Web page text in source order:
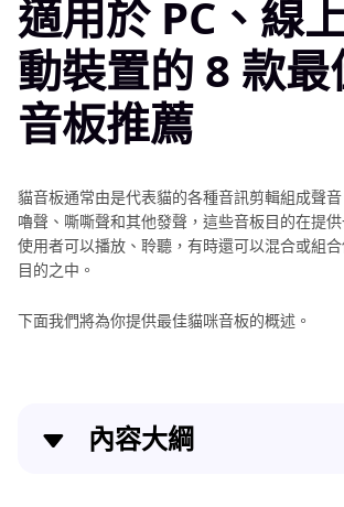
適用於 PC、線
動裝置的 8 款
音板推薦
貓音板通常由是代表貓的各種音訊剪輯組成聲
嚕聲、嘶嘶聲和其他發聲，這些音板目的在提
使用者可以播放、聆聽，有時還可以混合或組
目的之中。
下面我們將為你提供最佳貓咪音板的概述。
內容大綱